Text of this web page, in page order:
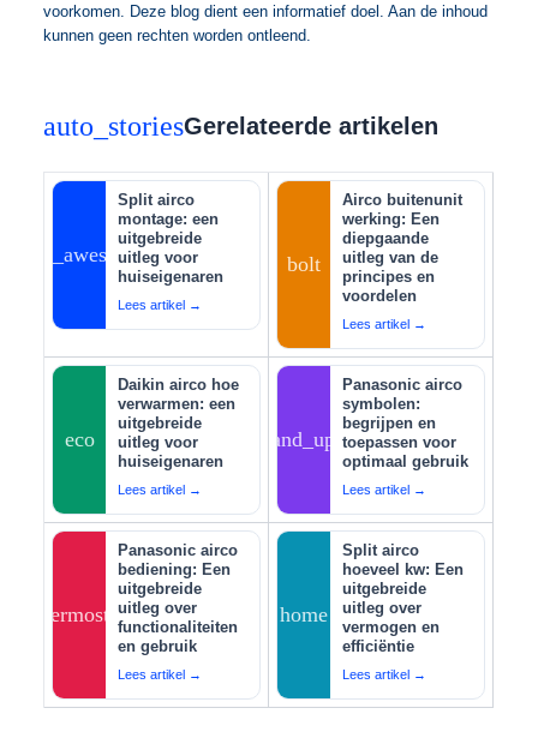
voorkomen. Deze blog dient een informatief doel. Aan de inhoud
kunnen geen rechten worden ontleend.
auto_storiesGerelateerde artikelen
auto_awesome
Split airco
montage: een
uitgebreide
uitleg voor
huiseigenaren
Lees artikel →
bolt
Airco buitenunit
werking: Een
diepgaande
uitleg van de
principes en
voordelen
Lees artikel →
eco
Daikin airco hoe
verwarmen: een
uitgebreide
uitleg voor
huiseigenaren
Lees artikel →
tips_and_updates
Panasonic airco
symbolen:
begrijpen en
toepassen voor
optimaal gebruik
Lees artikel →
thermostat
Panasonic airco
bediening: Een
uitgebreide
uitleg over
functionaliteiten
en gebruik
Lees artikel →
home
Split airco
hoeveel kw: Een
uitgebreide
uitleg over
vermogen en
efficiëntie
Lees artikel →